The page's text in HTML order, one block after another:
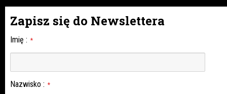
Zapisz się do Newslettera
Imię : *
Nazwisko : *